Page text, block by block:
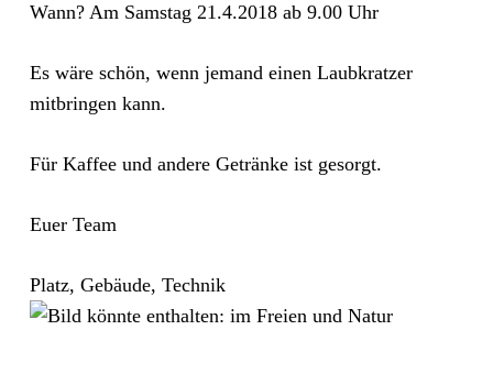
Wann? Am Samstag 21.4.2018 ab 9.00 Uhr
Es wäre schön, wenn jemand einen Laubkratzer
mitbringen kann.
Für Kaffee und andere Getränke ist gesorgt.
Euer Team
Platz, Gebäude, Technik